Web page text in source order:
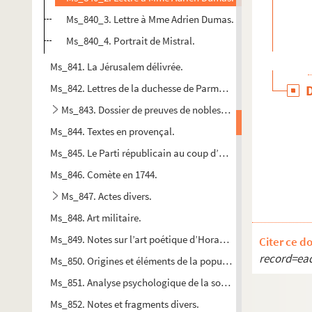
Ms_840_3. Lettre à Mme Adrien Dumas.
Ms_840_4. Portrait de Mistral.
Ms_841. La Jérusalem délivrée.
Ms_842. Lettres de la duchesse de Parme au poète Jean
Ms_843. Dossier de preuves de noblesse fournies par la
Ms_844. Textes en provençal.
Ms_845. Le Parti républicain au coup d’Etat : conférence à
Ms_846. Comète en 1744.
Ms_847. Actes divers.
Ms_848. Art militaire.
Ms_849. Notes sur l’art poétique d’Horace et de Boileau.
Ms_850. Origines et éléments de la population gallo-
Ms_851. Analyse psychologique de la sonate op. 27 n°2 en
Ms_852. Notes et fragments divers.
Citer ce